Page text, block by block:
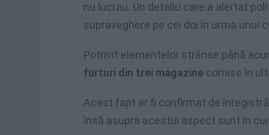
nu lucrau. Un detaliu care a alertat
supraveghere pe cei doi în urma unui
Potrivit elementelor strânse până
furturi din trei magazine comise în
Acest fapt ar fi confirmat de
însă asupra acestui aspect sunt în